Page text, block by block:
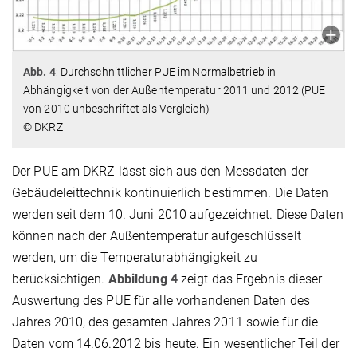
Abb. 4: Durchschnittlicher PUE im Normalbetrieb in
Abhängigkeit von der Außentemperatur 2011 und 2012 (PUE
von 2010 unbeschriftet als Vergleich)
© DKRZ
Der PUE am DKRZ lässt sich aus den Messdaten der
Gebäudeleittechnik kontinuierlich bestimmen. Die Daten
werden seit dem 10. Juni 2010 aufgezeichnet. Diese Daten
können nach der Außentemperatur aufgeschlüsselt
werden, um die Temperaturabhängigkeit zu
berücksichtigen. Abbildung 4zeigt das Ergebnis dieser
Auswertung des PUE für alle vorhandenen Daten des
Jahres 2010, des gesamten Jahres 2011 sowie für die
Daten vom 14.06.2012 bis heute. Ein wesentlicher Teil der